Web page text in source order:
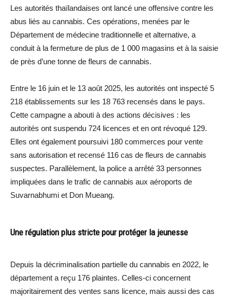
Les autorités thaïlandaises ont lancé une offensive contre les
abus liés au cannabis. Ces opérations, menées par le
Département de médecine traditionnelle et alternative, a
conduit à la fermeture de plus de 1 000 magasins et à la saisie
de près d’une tonne de fleurs de cannabis.
Entre le 16 juin et le 13 août 2025, les autorités ont inspecté 5
218 établissements sur les 18 763 recensés dans le pays.
Cette campagne a abouti à des actions décisives : les
autorités ont suspendu 724 licences et en ont révoqué 129.
Elles ont également poursuivi 180 commerces pour vente
sans autorisation et recensé 116 cas de fleurs de cannabis
suspectes. Parallèlement, la police a arrêté 33 personnes
impliquées dans le trafic de cannabis aux aéroports de
Suvarnabhumi et Don Mueang.
Une régulation plus stricte pour protéger la jeunesse
Depuis la décriminalisation partielle du cannabis en 2022, le
département a reçu 176 plaintes. Celles-ci concernent
majoritairement des ventes sans licence, mais aussi des cas